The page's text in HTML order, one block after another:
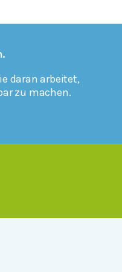
daran arbeitet,
zu machen.